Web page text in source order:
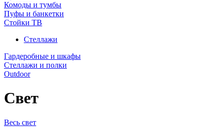
Комоды и тумбы
Пуфы и банкетки
Стойки ТВ
Стеллажи
Гардеробные и шкафы
Стеллажи и полки
Outdoor
Свет
Весь свет